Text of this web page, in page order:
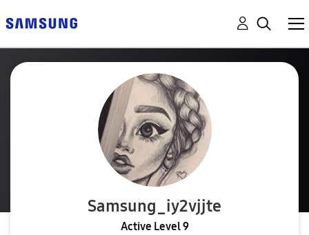
Samsung_iy2vjjte
Active Level 9